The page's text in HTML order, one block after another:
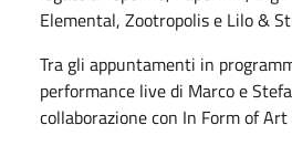
Elemental, Zootropolis e Lilo &
Tra gli appuntamenti in
performance live di Marco e
collaborazione con In Form of Art